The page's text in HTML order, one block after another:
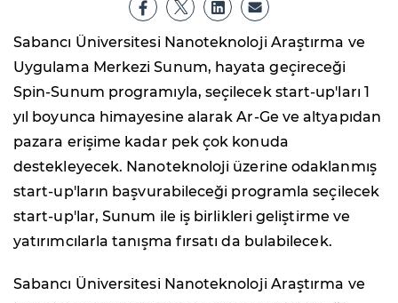
Sabancı Üniversitesi Nanoteknoloji Araştırma ve
Uygulama Merkezi Sunum, hayata geçireceği
Spin-Sunum programıyla, seçilecek start-up'ları 1
yıl boyunca himayesine alarak Ar-Ge ve altyapıdan
pazara erişime kadar pek çok konuda
destekleyecek. Nanoteknoloji üzerine odaklanmış
start-up'ların başvurabileceği programla seçilecek
start-up'lar, Sunum ile iş birlikleri geliştirme ve
yatırımcılarla tanışma fırsatı da bulabilecek.
Sabancı Üniversitesi Nanoteknoloji Araştırma ve